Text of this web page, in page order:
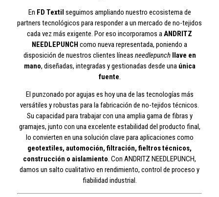
En FD Textil seguimos ampliando nuestro ecosistema de
partners tecnológicos para responder a un mercado de no-tejidos
cada vez más exigente. Por eso incorporamos aANDRITZ
NEEDLEPUNCH como nueva representada, poniendo a
disposición de nuestros clientes líneas needlepunch llave en
mano, diseñadas, integradas y gestionadas desde una única
fuente.
El punzonado por agujas es hoy una de las tecnologías más
versátiles y robustas para la fabricación de no-tejidos técnicos.
Su capacidad para trabajar con una amplia gama de fibras y
gramajes, junto con una excelente estabilidad del producto final,
lo convierten en una solución clave para aplicaciones como
geotextiles, automoción, filtración, fieltros técnicos,
construcción o aislamiento. Con ANDRITZ NEEDLEPUNCH,
damos un salto cualitativo en rendimiento, control de proceso y
fiabilidad industrial.